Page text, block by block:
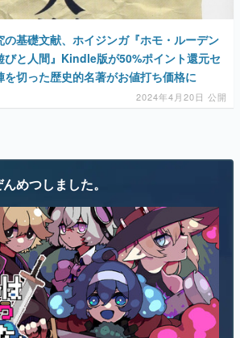
とは？
の基礎文献、ホイジンガ『ホモ・ルーデン
びと人間』Kindle版が50%ポイント還元セ
を切った歴史的名著がお値打ち価格に
2024年4月20日 公開
めつしました。